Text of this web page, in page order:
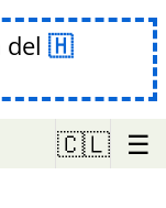
del
🇨🇱 ☰